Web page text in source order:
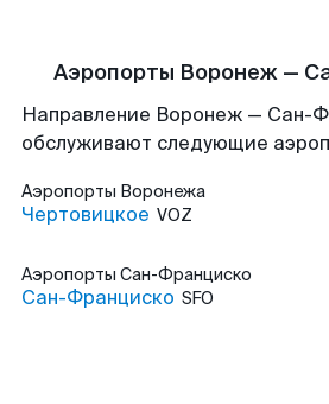
Аэропорты Воронеж —
Направление Воронеж — Сан-
обслуживают следующие
Аэропорты Воронежа
Чертовицкое VOZ
Аэропорты Сан-Франциско
Сан-Франциско SFO